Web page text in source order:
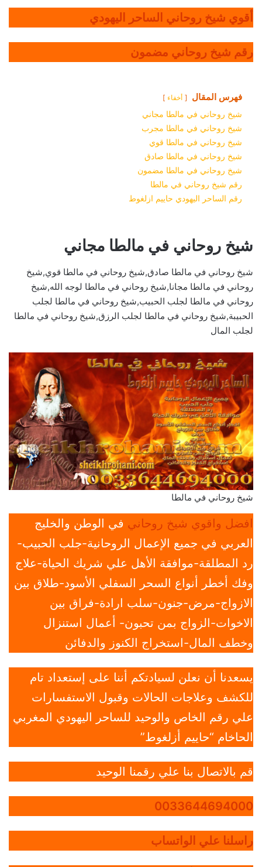
أقوي شيخ روحاني الساحر اليهودي
رقم شيخ روحاني مضمون
فهرس المقال أخفاء
شيخ روحاني في مالطا مجاني
شيخ روحاني في مالطا مجرب
شيخ روحاني في مالطا قوي
شيخ روحاني في مالطا صادق
شيخ روحاني في مالطا مضمون
رقم شيخ روحاني في مالطا
رقم الساحر اليهودي حاييم ازلغوط
شيخ روحاني في مالطا مجاني
شيخ روحاني في مالطا صادق,شيخ روحاني في مالطا قوي,شيخ
روحاني في مالطا مجانا,شيخ روحاني في مالطا لوجه الله,شيخ
روحاني في مالطا لجلب الحبيب,شيخ روحاني في مالطا لجلب
الحبيبة,شيخ روحاني في مالطا لجلب الرزق,شيخ روحاني في مالطا
لجلب المال
شيخ روحاني في مالطا
افضل واقوي شيخ روحاني في الوطن والخليج
العربي في جميع الإعمال الروحانية-جلب الحبيب-
رد المطلقة-موافقة الأهل علي شريك الحياة-علاج
وفك أخطر أنواع السحر السفلي الأسود-طلاق بين
الازواج-مرض-جنون-سلب ارادة-فراق بين
الاخوات-الزواج بمن تحبون- أعمال استنزال
وخطف المال-استخراج الكنوز والدفائن
يسعدنا أن نعلن لسيادتكم أننا على إستعداد تام
للكشف وعلاجات الحالات وقبول الاستفسارات
علي رقم الخاص والوحيد للساحر اليهودي المغربي
الحاخام “حاييم أزلغوط”
قم بالاتصال بنا علي رقمنا الوحيد
0033644694000
راسلنا علي الواتساب